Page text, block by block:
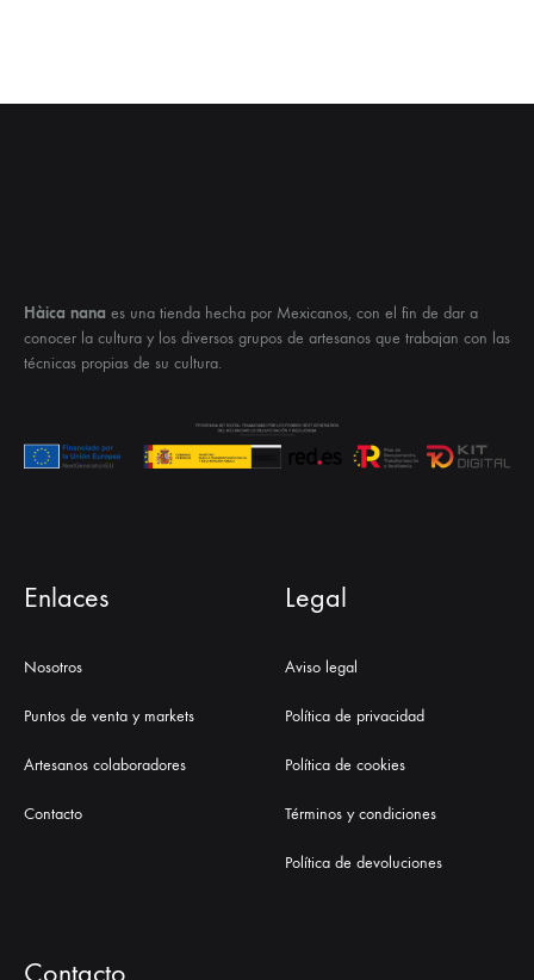
Hàica nana es una tienda hecha por Mexicanos, con el fin de dar a
conocer la cultura y los diversos grupos de artesanos que trabajan con las
técnicas propias de su cultura.
Enlaces
Nosotros
Puntos de venta y markets
Artesanos colaboradores
Contacto
Legal
Aviso legal
Política de privacidad
Política de cookies
Términos y condiciones
Política de devoluciones